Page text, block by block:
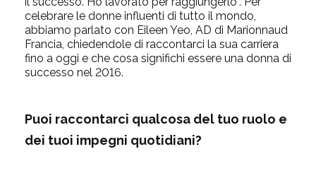
celebrare le donne influenti di tutto il mondo,
abbiamo parlato con Eileen Yeo, AD di Marionnaud
Francia, chiedendole di raccontarci la sua carriera
fino a oggi e che cosa significhi essere una donna di
successo nel 2016.
Puoi raccontarci qualcosa del tuo ruolo e
dei tuoi impegni quotidiani?